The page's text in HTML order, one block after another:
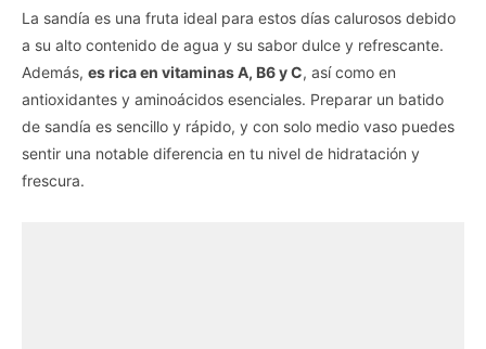
La sandía es una fruta ideal para estos días calurosos debido
a su alto contenido de agua y su sabor dulce y refrescante.
Además, es rica en vitaminas A, B6 y C, así como en
antioxidantes y aminoácidos esenciales. Preparar un batido
de sandía es sencillo y rápido, y con solo medio vaso puedes
sentir una notable diferencia en tu nivel de hidratación y
frescura.